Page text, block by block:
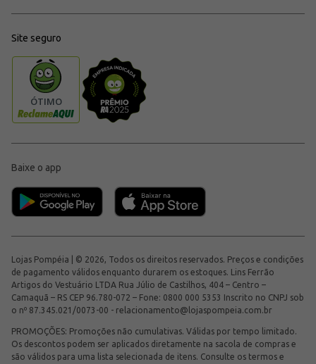
Site seguro
Baixe o app
Lojas Pompéia | © 2026, Todos os direitos reservados. Preços e condições
de pagamento válidos enquanto durarem os estoques. Lins Ferrão
Artigos do Vestuário LTDA Rua Júlio de Castilhos, 404 – Centro –
Camaquã – RS CEP 96.780-072 – Fone: 0800 000 5353 Inscrito no CNPJ sob
o nº 87.345.021/0073-00 - relacionamento@lojaspompeia.com.br
PROMOÇÕES: Promoções não cumulativas. Válidas por tempo limitado.
Os descontos podem ser aplicados diretamente na sacola de compras e
são válidos para uma lista selecionada de itens. Consulte os termos e